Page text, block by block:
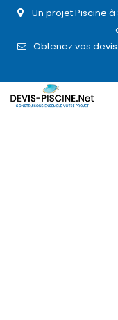
Un projet Piscine
Obtenez vos